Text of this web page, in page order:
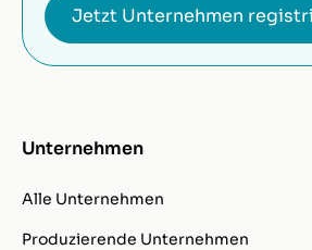
Jetzt Unternehmen
Unternehmen
Alle Unternehmen
Produzierende Unternehmen